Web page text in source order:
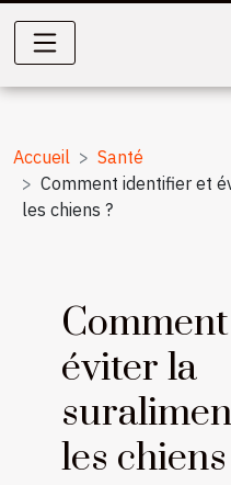
Accueil
Santé
Comment identifier et
les chiens ?
éviter la
les